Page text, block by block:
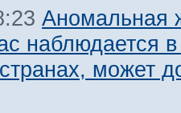
Аномальная
наблюдается
может